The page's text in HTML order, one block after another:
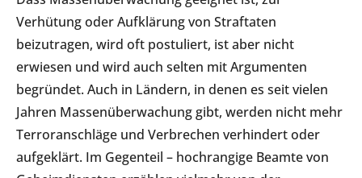
Verhütung oder Aufklärung von Straftaten
beizutragen, wird oft postuliert, ist aber nicht
erwiesen und wird auch selten mit Argumenten
begründet. Auch in Ländern, in denen es seit vielen
Jahren Massenüberwachung gibt, werden nicht mehr
Terroranschläge und Verbrechen verhindert oder
aufgeklärt. Im Gegenteil – hochrangige Beamte von